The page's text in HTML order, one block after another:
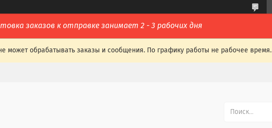
заказов к отправке занимает 2 - 3 рабочих дня
может обрабатывать заказы и сообщения. По графику работы не рабочее время.